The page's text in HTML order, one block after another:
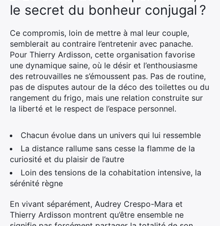
le secret du bonheur conjugal ?
Ce compromis, loin de mettre à mal leur couple,
semblerait au contraire l’entretenir avec panache.
Pour Thierry Ardisson, cette organisation favorise
une dynamique saine, où le désir et l’enthousiasme
des retrouvailles ne s’émoussent pas. Pas de routine,
pas de disputes autour de la déco des toilettes ou du
rangement du frigo, mais une relation construite sur
la liberté et le respect de l’espace personnel.
Chacun évolue dans un univers qui lui ressemble
La distance rallume sans cesse la flamme de la
curiosité et du plaisir de l’autre
Loin des tensions de la cohabitation intensive, la
sérénité règne
En vivant séparément, Audrey Crespo-Mara et
Thierry Ardisson montrent qu’être ensemble ne